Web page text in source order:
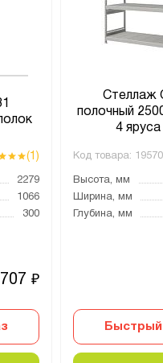
(1)
2279
1066
300
₽
Стеллаж
полочный
4 яруса
Код товара:
Высота, мм
Ширина, мм
Глубина, мм
Быстрый